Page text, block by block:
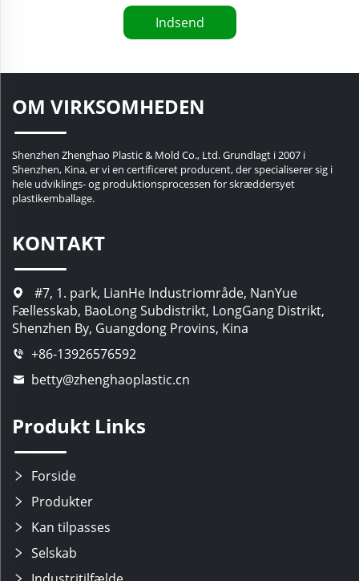
Indsend
OM VIRKSOMHEDEN
Shenzhen Zhenghao Plastic & Mold Co., Ltd. Grundlagt i 2007 i
Shenzhen, Kina, er vi en certificeret producent, der specialiserer sig i
hele udviklings- og produktionsprocessen for skræddersyet
plastikemballage.
KONTAKT
#7, 1. park, LianHe Industriområde, NanYue
Fællesskab, BaoLong Subdistrikt, LongGang Distrikt,
Shenzhen By, Guangdong Provins, Kina
+86-13926576592
betty@zhenghaoplastic.cn
Produkt Links
Forside
Produkter
Kan tilpasses
Selskab